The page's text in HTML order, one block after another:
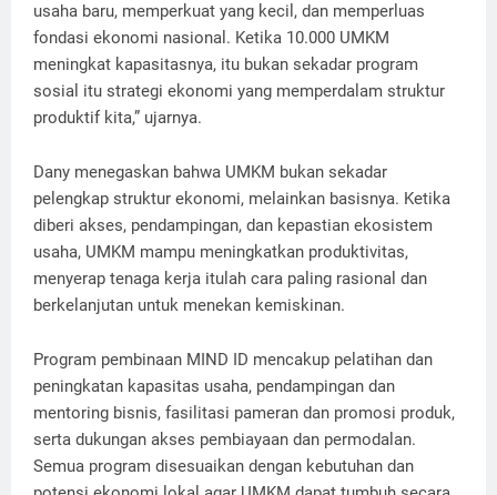
usaha baru, memperkuat yang kecil, dan memperluas
fondasi ekonomi nasional. Ketika 10.000 UMKM
meningkat kapasitasnya, itu bukan sekadar program
sosial itu strategi ekonomi yang memperdalam struktur
produktif kita,” ujarnya.
Dany menegaskan bahwa UMKM bukan sekadar
pelengkap struktur ekonomi, melainkan basisnya. Ketika
diberi akses, pendampingan, dan kepastian ekosistem
usaha, UMKM mampu meningkatkan produktivitas,
menyerap tenaga kerja itulah cara paling rasional dan
berkelanjutan untuk menekan kemiskinan.
Program pembinaan MIND ID mencakup pelatihan dan
peningkatan kapasitas usaha, pendampingan dan
mentoring bisnis, fasilitasi pameran dan promosi produk,
serta dukungan akses pembiayaan dan permodalan.
Semua program disesuaikan dengan kebutuhan dan